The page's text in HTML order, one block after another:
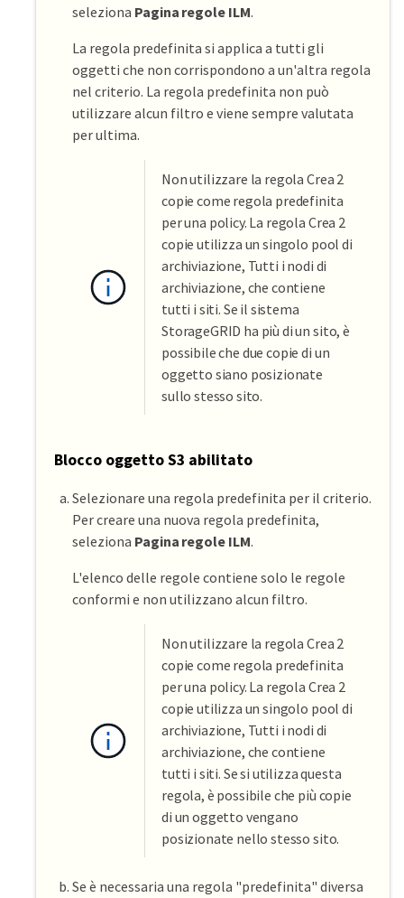
seleziona Pagina regole ILM.
La regola predefinita si applica a tutti gli
oggetti che non corrispondono a un'altra regola
nel criterio. La regola predefinita non può
utilizzare alcun filtro e viene sempre valutata
per ultima.
Non utilizzare la regola Crea 2
copie come regola predefinita
per una policy. La regola Crea 2
copie utilizza un singolo pool di
archiviazione, Tutti i nodi di
archiviazione, che contiene
tutti i siti. Se il sistema
StorageGRID ha più di un sito, è
possibile che due copie di un
oggetto siano posizionate
sullo stesso sito.
Blocco oggetto S3 abilitato
Selezionare una regola predefinita per il criterio.
Per creare una nuova regola predefinita,
seleziona Pagina regole ILM.
L'elenco delle regole contiene solo le regole
conformi e non utilizzano alcun filtro.
Non utilizzare la regola Crea 2
copie come regola predefinita
per una policy. La regola Crea 2
copie utilizza un singolo pool di
archiviazione, Tutti i nodi di
archiviazione, che contiene
tutti i siti. Se si utilizza questa
regola, è possibile che più copie
di un oggetto vengano
posizionate nello stesso sito.
Se è necessaria una regola "predefinita" diversa